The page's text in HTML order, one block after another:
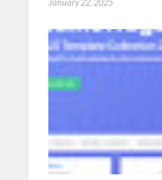
January 22, 2025